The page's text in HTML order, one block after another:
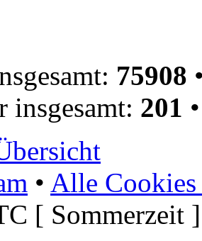
75908
201
• Alle Cookies
[ Sommerzeit ]